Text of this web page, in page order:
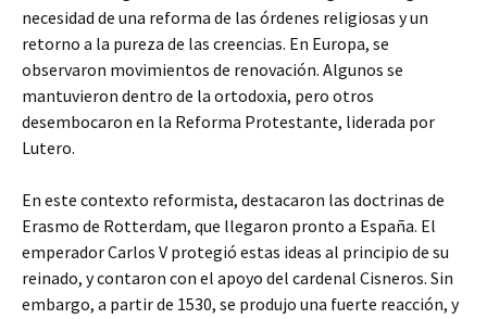
necesidad de una reforma de las órdenes religiosas y un
retorno a la pureza de las creencias. En Europa, se
observaron movimientos de renovación. Algunos se
mantuvieron dentro de la ortodoxia, pero otros
desembocaron en la Reforma Protestante, liderada por
Lutero.
En este contexto reformista, destacaron las doctrinas de
Erasmo de Rotterdam, que llegaron pronto a España. El
emperador Carlos V protegió estas ideas al principio de su
reinado, y contaron con el apoyo del cardenal Cisneros. Sin
embargo, a partir de 1530, se produjo una fuerte reacción, y